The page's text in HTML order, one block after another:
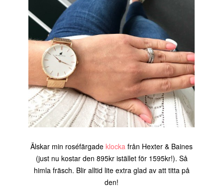
Älskar min roséfärgade klocka från Hexter & Baines
(just nu kostar den 895kr istället för 1595kr!). Så
himla fräsch. Blir alltid lite extra glad av att titta på
den!